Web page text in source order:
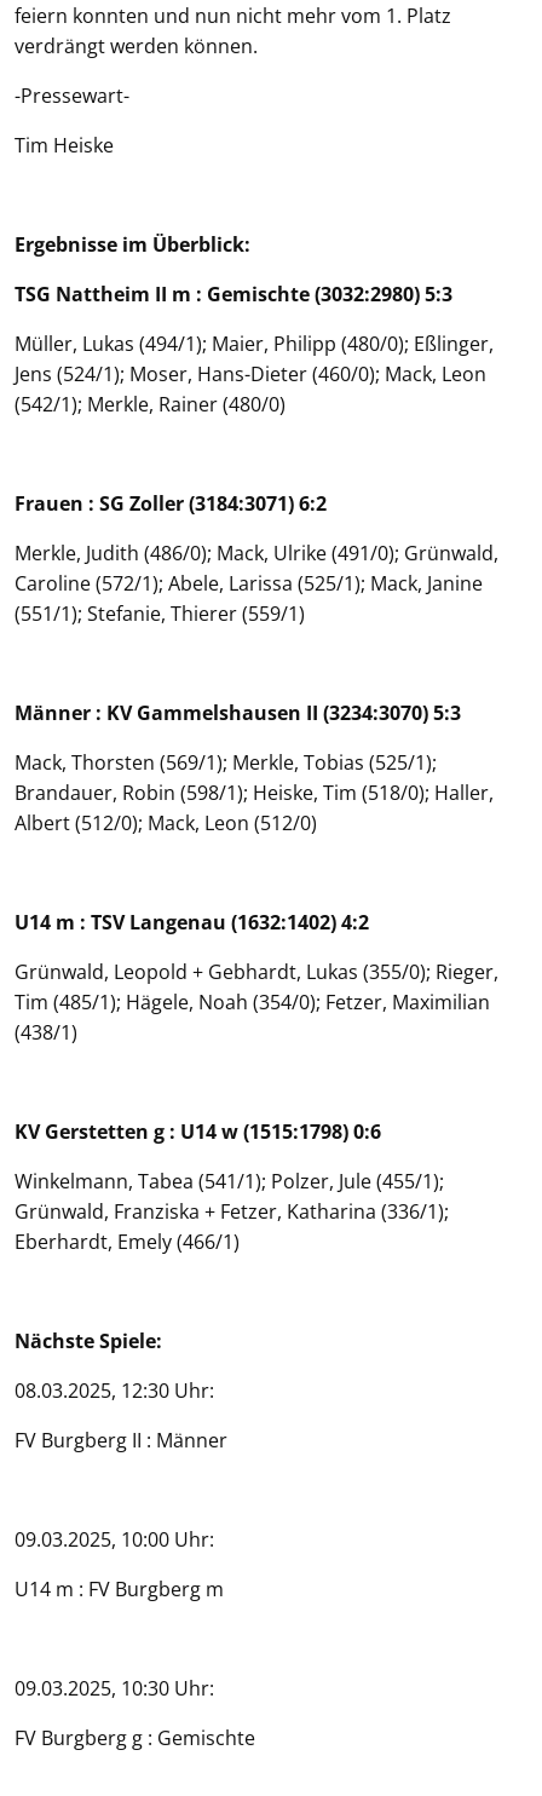
feiern konnten und nun nicht mehr vom 1. Platz
verdrängt werden können.
-Pressewart-
Tim Heiske
Ergebnisse im Überblick:
TSG Nattheim II m : Gemischte (3032:2980) 5:3
Müller, Lukas (494/1); Maier, Philipp (480/0); Eßlinger,
Jens (524/1); Moser, Hans-Dieter (460/0); Mack, Leon
(542/1); Merkle, Rainer (480/0)
Frauen : SG Zoller (3184:3071) 6:2
Merkle, Judith (486/0); Mack, Ulrike (491/0); Grünwald,
Caroline (572/1); Abele, Larissa (525/1); Mack, Janine
(551/1); Stefanie, Thierer (559/1)
Männer : KV Gammelshausen II (3234:3070) 5:3
Mack, Thorsten (569/1); Merkle, Tobias (525/1);
Brandauer, Robin (598/1); Heiske, Tim (518/0); Haller,
Albert (512/0); Mack, Leon (512/0)
U14 m : TSV Langenau (1632:1402) 4:2
Grünwald, Leopold + Gebhardt, Lukas (355/0); Rieger,
Tim (485/1); Hägele, Noah (354/0); Fetzer, Maximilian
(438/1)
KV Gerstetten g : U14 w (1515:1798) 0:6
Winkelmann, Tabea (541/1); Polzer, Jule (455/1);
Grünwald, Franziska + Fetzer, Katharina (336/1);
Eberhardt, Emely (466/1)
Nächste Spiele:
08.03.2025, 12:30 Uhr:
FV Burgberg II : Männer
09.03.2025, 10:00 Uhr:
U14 m : FV Burgberg m
09.03.2025, 10:30 Uhr:
FV Burgberg g : Gemischte